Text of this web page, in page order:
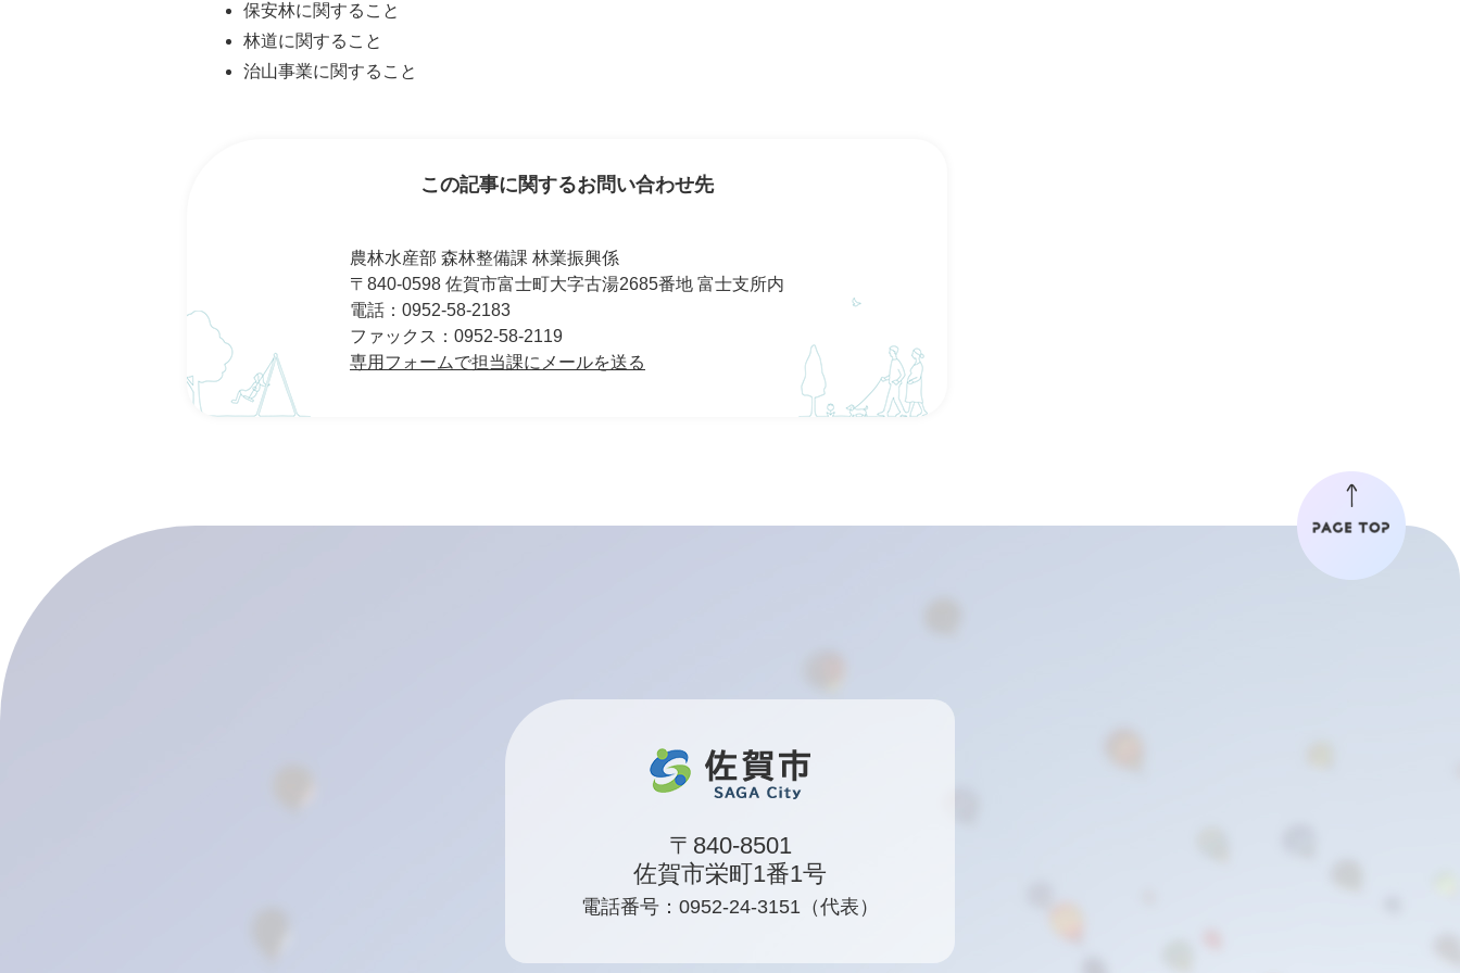
保安林に関すること
林道に関すること
治山事業に関すること
この記事に関するお問い合わせ先
農林水産部 森林整備課 林業振興係
〒840-0598 佐賀市富士町大字古湯2685番地 富士支所内
電話：0952-58-2183
ファックス：0952-58-2119
専用フォームで担当課にメールを送る
〒840-8501
佐賀市栄町1番1号
電話番号：0952-24-3151（代表）